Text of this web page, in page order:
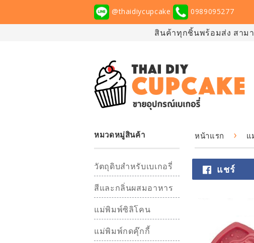
@thaidiycupcake 0989095277
สินค้าทุกชิ้นพร้อมส่ง สาม
หมวดหมู่สินค้า
วัตถุดิบสำหรับเบเกอรี่
สีและกลิ่นผสมอาหาร
แม่พิมพ์ซิลิโคน
แม่พิมพ์กดคุ๊กกี้
หน้าแรก › แ
แชร์
ไป